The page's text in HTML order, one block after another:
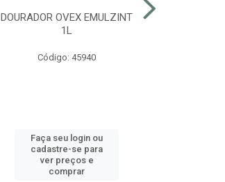
DOURADOR OVEX EMULZINT
1L
Código: 45940
Faça seu login ou
cadastre-se para
ver preços e
comprar